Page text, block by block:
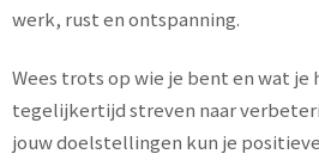
werk, rust en ontspanning.
Wees trots op wie je bent en wat
tegelijkertijd streven naar
jouw doelstellingen kun je